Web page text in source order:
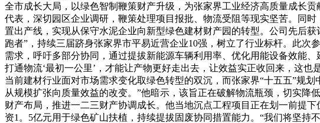
全市成长大局，以绿色智制鞭策财产升级，为张家界工业经济高质量成长
代表，深切园区企业调研，鞭策处理项目报批、物流受阻等现实坚苦。同
置出产线，实现从保守水泥企业向新型绿色建材财产园的转型。公司先后
跑者”，持续三届跻身张家界市平易近营企业10强，树立了行业标杆。此
需求，呼吁多部分协同，通过提拔新能源车辆利用率、优化用能设备效能
打通物流‘最初一公里’，才能让产物更好走出去，让效益实正收回来，这
当前建材行业面对市场需求变化取绿色转型的双沉，而张家界“十五五”规
从规模扩张向质量效益的改变。”他暗示，该旨正在破解物流瓶颈，切实
财产布局，推进一二三财产协调成长。他当地沉点工程项目正在划一前提
资1。5亿元用于绿色矿山扶植，持续提拔固废协同措置能力。“我们将坚